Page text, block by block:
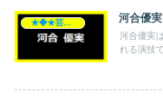
河合優
河合優実
れる演技